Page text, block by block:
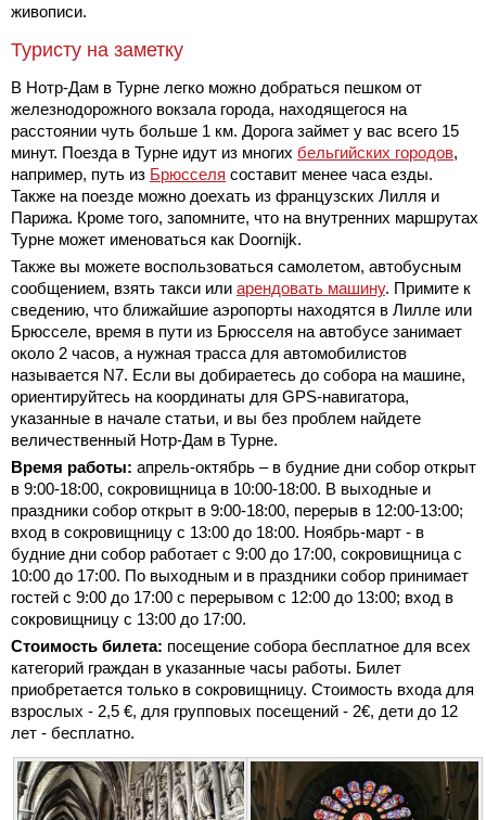
живописи.
Туристу на заметку
В Нотр-Дам в Турне легко можно добраться пешком от
железнодорожного вокзала города, находящегося на
расстоянии чуть больше 1 км. Дорога займет у вас всего 15
минут. Поезда в Турне идут из многих бельгийских городов,
например, путь из Брюсселя составит менее часа езды.
Также на поезде можно доехать из французских Лилля и
Парижа. Кроме того, запомните, что на внутренних маршрутах
Турне может именоваться как Doornijk.
Также вы можете воспользоваться самолетом, автобусным
сообщением, взять такси или арендовать машину. Примите к
сведению, что ближайшие аэропорты находятся в Лилле или
Брюсселе, время в пути из Брюсселя на автобусе занимает
около 2 часов, а нужная трасса для автомобилистов
называется N7. Если вы добираетесь до собора на машине,
ориентируйтесь на координаты для GPS-навигатора,
указанные в начале статьи, и вы без проблем найдете
величественный Нотр-Дам в Турне.
Время работы: апрель-октябрь – в будние дни собор открыт
в 9:00-18:00, сокровищница в 10:00-18:00. В выходные и
праздники собор открыт в 9:00-18:00, перерыв в 12:00-13:00;
вход в сокровищницу с 13:00 до 18:00. Ноябрь-март - в
будние дни собор работает с 9:00 до 17:00, сокровищница с
10:00 до 17:00. По выходным и в праздники собор принимает
гостей с 9:00 до 17:00 с перерывом с 12:00 до 13:00; вход в
сокровищницу с 13:00 до 17:00.
Стоимость билета: посещение собора бесплатное для всех
категорий граждан в указанные часы работы. Билет
приобретается только в сокровищницу. Стоимость входа для
взрослых - 2,5 €, для групповых посещений - 2€, дети до 12
лет - бесплатно.